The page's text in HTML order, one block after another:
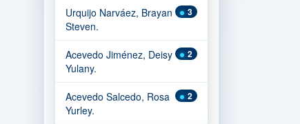
3
Urquijo Narváez, Brayan
Steven.
2
Acevedo Jiménez, Deisy
Yulany.
2
Acevedo Salcedo, Rosa
Yurley.